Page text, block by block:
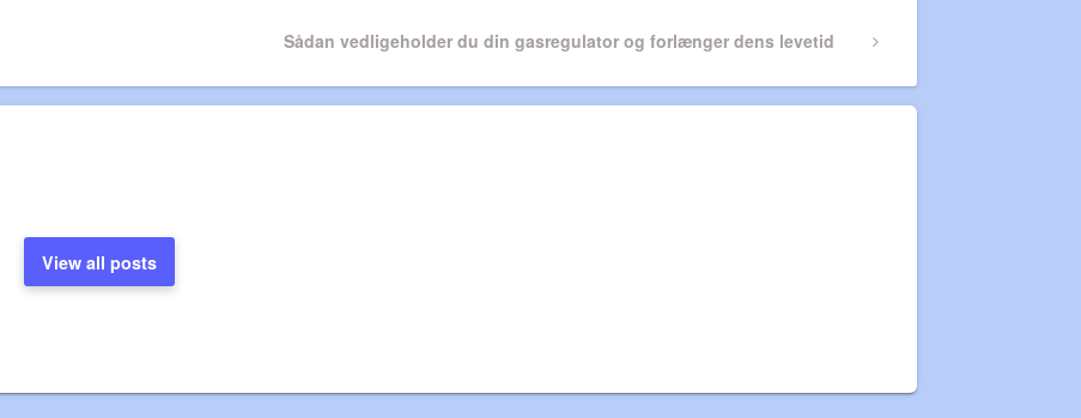
Next
Sådan vedligeholder du din gasregulator og forlænger dens levetid
View all posts